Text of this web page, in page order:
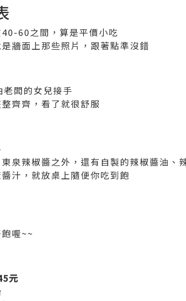
60之間，算是平價小吃
牆面上那些照片，跟著點準沒錯
闆的女兒接手
齊齊，看了就很舒服
泉辣椒醬之外，還有自製的辣椒醬油、
汁，就放桌上隨便你吃到飽
喔~~
元